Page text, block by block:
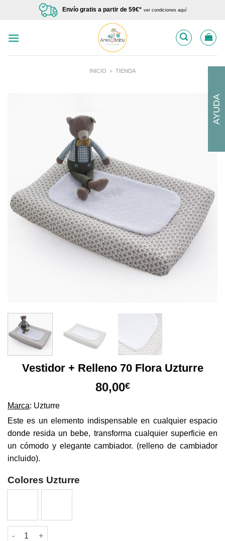
Envío gratis a partir de 59€* ver condiciones aquí
INICIO » TIENDA
Vestidor + Relleno 70 Flora Uzturre
80,00€
Marca: Uzturre
Este es un elemento indispensable en cualquier espacio
donde resida un bebe, transforma cualquier superficie en
un cómodo y elegante cambiador. (relleno de cambiador
incluido).
Colores Uzturre
Vestidor + Relleno 70 Flora Uzturre cantidad
AYUDA